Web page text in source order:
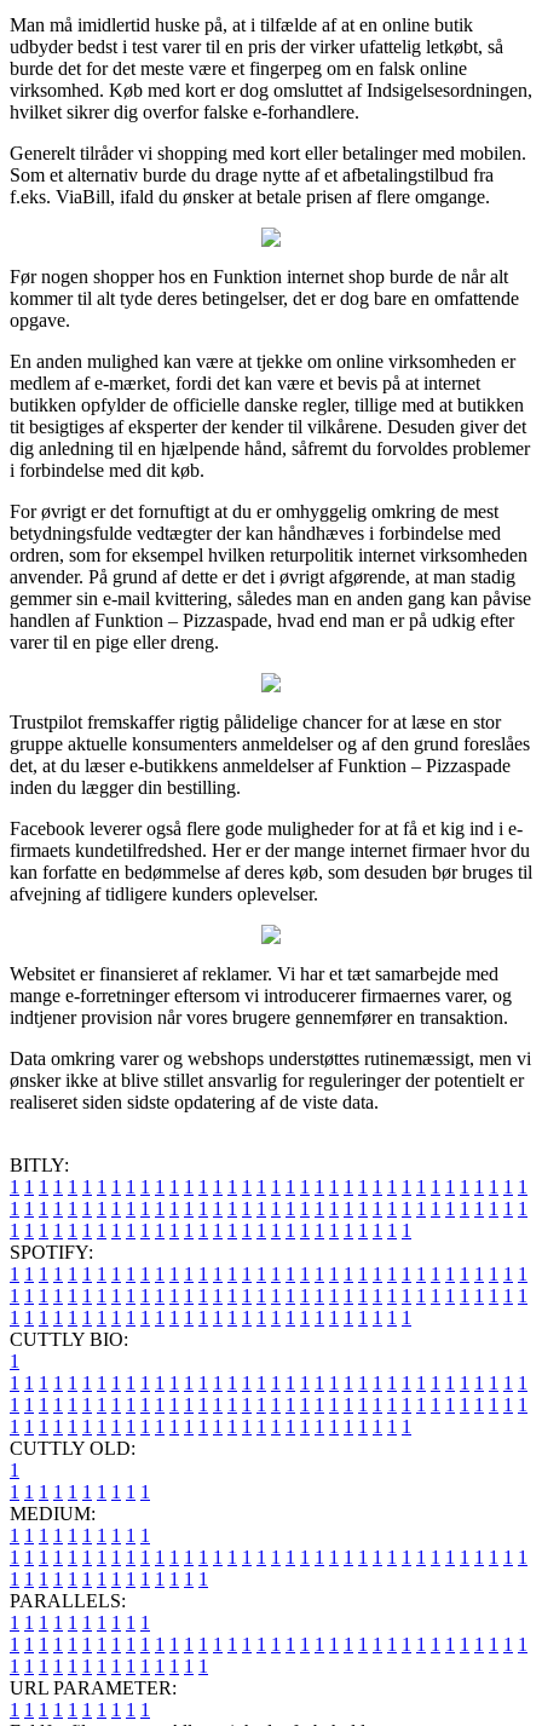
Man må imidlertid huske på, at i tilfælde af at en online butik
udbyder bedst i test varer til en pris der virker ufattelig letkøbt, så
burde det for det meste være et fingerpeg om en falsk online
virksomhed. Køb med kort er dog omsluttet af Indsigelsesordningen,
hvilket sikrer dig overfor falske e-forhandlere.
Generelt tilråder vi shopping med kort eller betalinger med mobilen.
Som et alternativ burde du drage nytte af et afbetalingstilbud fra
f.eks. ViaBill, ifald du ønsker at betale prisen af flere omgange.
Før nogen shopper hos en Funktion internet shop burde de når alt
kommer til alt tyde deres betingelser, det er dog bare en omfattende
opgave.
En anden mulighed kan være at tjekke om online virksomheden er
medlem af e-mærket, fordi det kan være et bevis på at internet
butikken opfylder de officielle danske regler, tillige med at butikken
tit besigtiges af eksperter der kender til vilkårene. Desuden giver det
dig anledning til en hjælpende hånd, såfremt du forvoldes problemer
i forbindelse med dit køb.
For øvrigt er det fornuftigt at du er omhyggelig omkring de mest
betydningsfulde vedtægter der kan håndhæves i forbindelse med
ordren, som for eksempel hvilken returpolitik internet virksomheden
anvender. På grund af dette er det i øvrigt afgørende, at man stadig
gemmer sin e-mail kvittering, således man en anden gang kan påvise
handlen af Funktion – Pizzaspade, hvad end man er på udkig efter
varer til en pige eller dreng.
Trustpilot fremskaffer rigtig pålidelige chancer for at læse en stor
gruppe aktuelle konsumenters anmeldelser og af den grund foreslåes
det, at du læser e-butikkens anmeldelser af Funktion – Pizzaspade
inden du lægger din bestilling.
Facebook leverer også flere gode muligheder for at få et kig ind i e-
firmaets kundetilfredshed. Her er der mange internet firmaer hvor du
kan forfatte en bedømmelse af deres køb, som desuden bør bruges til
afvejning af tidligere kunders oplevelser.
Websitet er finansieret af reklamer. Vi har et tæt samarbejde med
mange e-forretninger eftersom vi introducerer firmaernes varer, og
indtjener provision når vores brugere gennemfører en transaktion.
Data omkring varer og webshops understøttes rutinemæssigt, men vi
ønsker ikke at blive stillet ansvarlig for reguleringer der potentielt er
realiseret siden sidste opdatering af de viste data.
BITLY:
1 1 1 1 1 1 1 1 1 1 1 1 1 1 1 1 1 1 1 1 1 1 1 1 1 1 1 1 1 1 1 1 1 1 1 1
1 1 1 1 1 1 1 1 1 1 1 1 1 1 1 1 1 1 1 1 1 1 1 1 1 1 1 1 1 1 1 1 1 1 1 1
1 1 1 1 1 1 1 1 1 1 1 1 1 1 1 1 1 1 1 1 1 1 1 1 1 1 1 1
SPOTIFY:
1 1 1 1 1 1 1 1 1 1 1 1 1 1 1 1 1 1 1 1 1 1 1 1 1 1 1 1 1 1 1 1 1 1 1 1
1 1 1 1 1 1 1 1 1 1 1 1 1 1 1 1 1 1 1 1 1 1 1 1 1 1 1 1 1 1 1 1 1 1 1 1
1 1 1 1 1 1 1 1 1 1 1 1 1 1 1 1 1 1 1 1 1 1 1 1 1 1 1 1
CUTTLY BIO:
1
1 1 1 1 1 1 1 1 1 1 1 1 1 1 1 1 1 1 1 1 1 1 1 1 1 1 1 1 1 1 1 1 1 1 1 1
1 1 1 1 1 1 1 1 1 1 1 1 1 1 1 1 1 1 1 1 1 1 1 1 1 1 1 1 1 1 1 1 1 1 1 1
1 1 1 1 1 1 1 1 1 1 1 1 1 1 1 1 1 1 1 1 1 1 1 1 1 1 1 1
CUTTLY OLD:
1
1 1 1 1 1 1 1 1 1 1
MEDIUM:
1 1 1 1 1 1 1 1 1 1
1 1 1 1 1 1 1 1 1 1 1 1 1 1 1 1 1 1 1 1 1 1 1 1 1 1 1 1 1 1 1 1 1 1 1 1
1 1 1 1 1 1 1 1 1 1 1 1 1 1
PARALLELS:
1 1 1 1 1 1 1 1 1 1
1 1 1 1 1 1 1 1 1 1 1 1 1 1 1 1 1 1 1 1 1 1 1 1 1 1 1 1 1 1 1 1 1 1 1 1
1 1 1 1 1 1 1 1 1 1 1 1 1 1
URL PARAMETER:
1 1 1 1 1 1 1 1 1 1